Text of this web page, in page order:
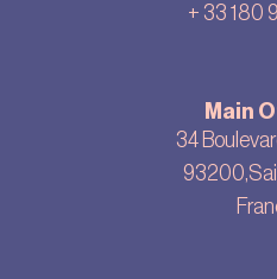
+ 33 180
Main
34